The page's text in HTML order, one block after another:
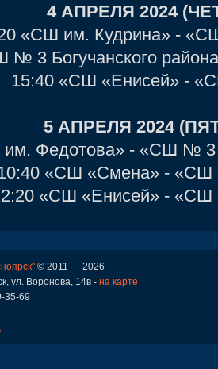
4 АПРЕЛЯ 2024
«СШ им. Кудрина» -
№ 3 Богучанского
15:40 «СШ «Енисей» -
5 АПРЕЛЯ 2024
Федотова» - «СШ № 3
«СШ «Смена» - «СШ
«СШ «Енисей» - «СШ
© 2011 — 2026
ул. Воронова, 14в - на карте
35-69